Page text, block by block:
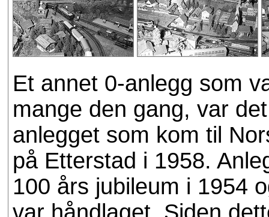
Et annet 0-anlegg som
mange den gang, var
anlegget som kom til
på Etterstad i 1958.
100 års jubileum i 1954